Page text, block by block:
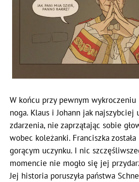
W końcu przy pewnym wykroczeniu
noga. Klaus i Johann jak
zdarzenia, nie zaprzątając sobie
wobec koleżanki. Franciszka została
gorącym uczynku. I nic
momencie nie mogło się jej
Jej historia poruszyła państwa